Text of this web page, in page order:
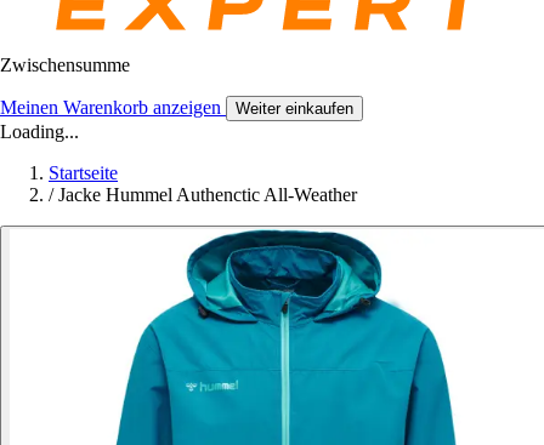
Zwischensumme
Meinen Warenkorb anzeigen Weiter einkaufen
Loading...
Startseite
/ Jacke Hummel Authenctic All-Weather